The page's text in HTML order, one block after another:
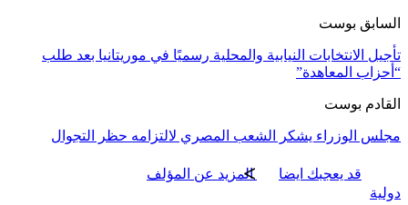
السابق بوست
تأجيل الانتخابات النيابية والمحلية رسميًا في موريتانيا بعد طلب
“أحزاب المعاهدة”
القادم بوست
مجلس الوزراء يشكر الشعب المصري لالتزامه حظر التجوال
قد يعجبك ايضا
المزيد عن المؤلف
دولية